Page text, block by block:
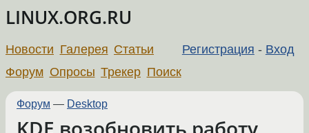
LINUX.ORG.RU
Регистрация - Вход
Новости Галерея Статьи
Форум Опросы Трекер Поиск
Форум — Desktop